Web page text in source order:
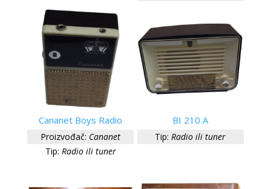
Cananet Boys Radio
Proizvođač: Cananet
Tip: Radio ili tuner
BI 210 A
Tip: Radio ili tuner